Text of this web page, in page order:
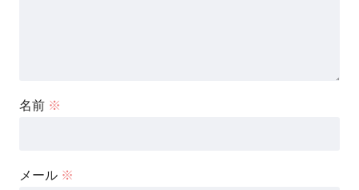
名前 ※
メール ※